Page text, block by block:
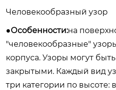
Человекообразный узор
●Особенности:на
"человекообразные"
корпуса. Узоры могут
закрытыми. Каждый вид
три категории по высоте: